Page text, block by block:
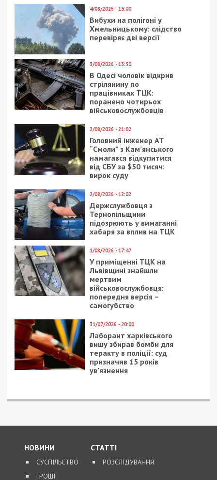
4/08/2026 - 15:00
Вибухи на полігоні у
Хмельницькому: слідство
перевіряє дві версії
3/08/2026 - 13:30
В Одесі чоловік відкрив
стрілянину по
працівниках ТЦК:
поранено чотирьох
військовослужбовців
2/08/2026 - 21:02
Головний інженер АТ
“Смоли” з Кам’янського
намагався відкупитися
від СБУ за $50 тисяч:
вирок суду
2/08/2026 - 12:02
Держслужбовця з
Тернопільщини
підозрюють у вимаганні
хабаря за вплив на ТЦК
1/08/2026 - 17:47
У приміщенні ТЦК на
Львівщині знайшли
мертвим
військовослужбовця:
попередня версія –
самогубство
31/07/2026 - 20:00
Лаборант харківського
вишу збирав бомби для
теракту в поліції: суд
призначив 15 років
ув’язнення
НОВИНИ
СУСПІЛЬСТВО
ГРОШІ
СТАТТІ
РОЗСЛІДУВАННЯ